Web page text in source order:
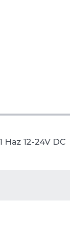
12-24V DC